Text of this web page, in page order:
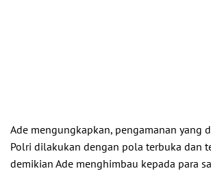
Ade mengungkapkan, pengamanan yang
Polri dilakukan dengan pola terbuka dan
demikian Ade menghimbau kepada para